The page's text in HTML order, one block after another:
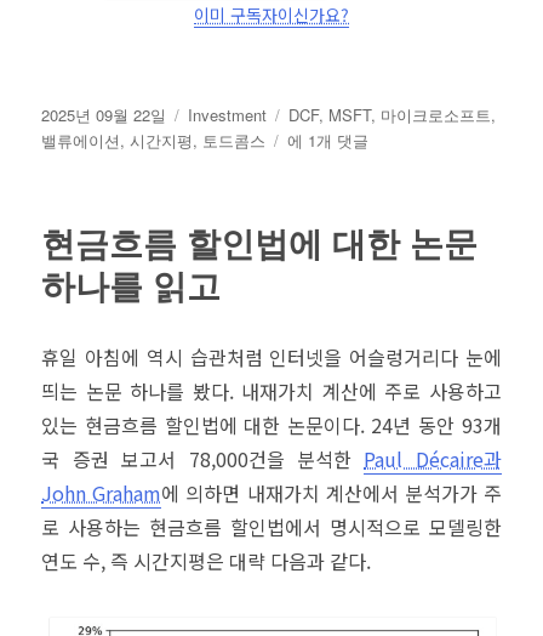
이미 구독자이신가요?
작
성
2025년 09월 22일
카
테
Investment
태
그
DCF, MSFT, 마이크로소프트,
밸류에이션,시간지평, 토드콤스
마
소
에 1개 댓글
현금흐름 할인법에 대한 논문
하나를 읽고
휴일 아침에 역시 습관처럼 인터넷을 어슬렁거리다 눈에
띄는 논문 하나를 봤다. 내재가치 계산에 주로 사용하고
있는 현금흐름 할인법에 대한 논문이다. 24년 동안 93개
국 증권 보고서 78,000건을 분석한 Paul Décaire과
John Graham에 의하면 내재가치 계산에서 분석가가 주
로 사용하는 현금흐름 할인법에서 명시적으로 모델링한
연도 수, 즉 시간지평은 대략 다음과 같다.